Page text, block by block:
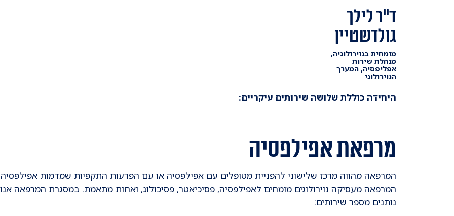
ד"ר לילך
גולדשטיין
מומחית בנוירולוגיה,
מנהלת שירות
אפליפסיה, המערך
הנוירולוגי
היחידה כוללת שלושה שירותים עיקריים:
מרפאת אפילפסיה
המרפאה מהווה מרכז שלישוני להפניית מטופלים עם אפילפסיה או עם הפרעות התקפיות שמדמות
המרפאה מעסיקה נוירולוגים מומחים לאפילפסיה, פסיכיאטר, פסיכולוג, ואחות מתאמת. במסגרת המרפאה אנו
נותנים מספר שירותים: